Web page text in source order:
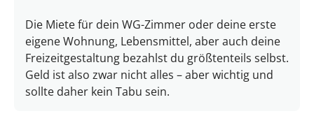
Die Miete für dein WG-Zimmer oder deine erste
eigene Wohnung, Lebensmittel, aber auch deine
Freizeitgestaltung bezahlst du größtenteils selbst.
Geld ist also zwar nicht alles – aber wichtig und
sollte daher kein Tabu sein.